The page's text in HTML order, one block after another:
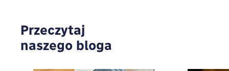
Przeczytaj
naszego bloga